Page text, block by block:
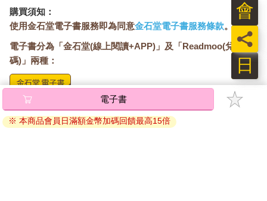
購買須知：
使用金石堂電子書服務即為同意金石堂電子書服務條款。
電子書分為「金石堂(線上閱讀+APP)」及「Readmoo(兌換
碼)」兩種：
將儲存於會員中心→電子書服務「我的e書櫃」，點選線上
閱讀直接開啟閱讀。
線上閱讀：
電子書
※ 本商品會員日滿額金幣加碼回饋最高15倍
日
員
會